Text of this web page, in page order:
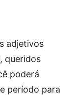
adjetivos
queridos
poderá
período para